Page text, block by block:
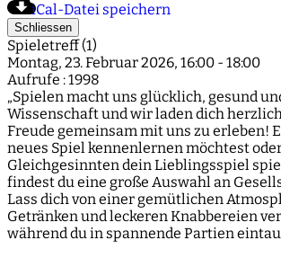
iCal-Datei speichern
Schliessen
Spieletreff (1)
Montag, 23. Februar 2026, 16:00 - 18:00
Aufrufe : 1998
„Spielen macht uns glücklich, gesund
Wissenschaft und wir laden dich
Freude gemeinsam mit uns zu erleben!
neues Spiel kennenlernen möchtest
Gleichgesinnten dein Lieblingsspiel
findest du eine große Auswahl an
Lass dich von einer gemütlichen
Getränken und leckeren Knabbereien
während du in spannende Partien